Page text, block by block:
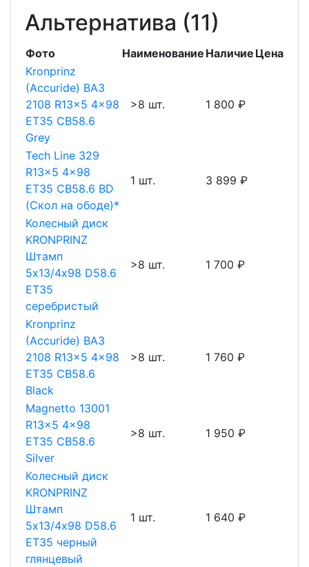
Альтернатива (11)
Фото Наименование Наличие Цена
Kronprinz
(Accuride) ВАЗ
2108 R13x5 4x98
ET35 CB58.6
Grey
>8 шт. 1 800 ₽
Tech Line 329
R13x5 4x98
ET35 CB58.6 BD
(Скол на ободе)*
1 шт. 3 899 ₽
Колесный диск
KRONPRINZ
Штамп
5х13/4х98 D58.6
ET35
серебристый
>8 шт. 1 700 ₽
Kronprinz
(Accuride) ВАЗ
2108 R13x5 4x98
ET35 CB58.6
Black
>8 шт. 1 760 ₽
Magnetto 13001
R13x5 4x98
ET35 CB58.6
Silver
>8 шт. 1 950 ₽
Колесный диск
KRONPRINZ
Штамп
5х13/4х98 D58.6
ET35 черный
глянцевый
1 шт. 1 640 ₽